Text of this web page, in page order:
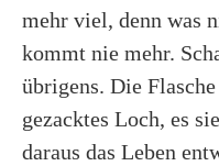
mehr viel, denn was
kommt nie mehr.
übrigens. Die
gezacktes Loch, es
daraus das Leben